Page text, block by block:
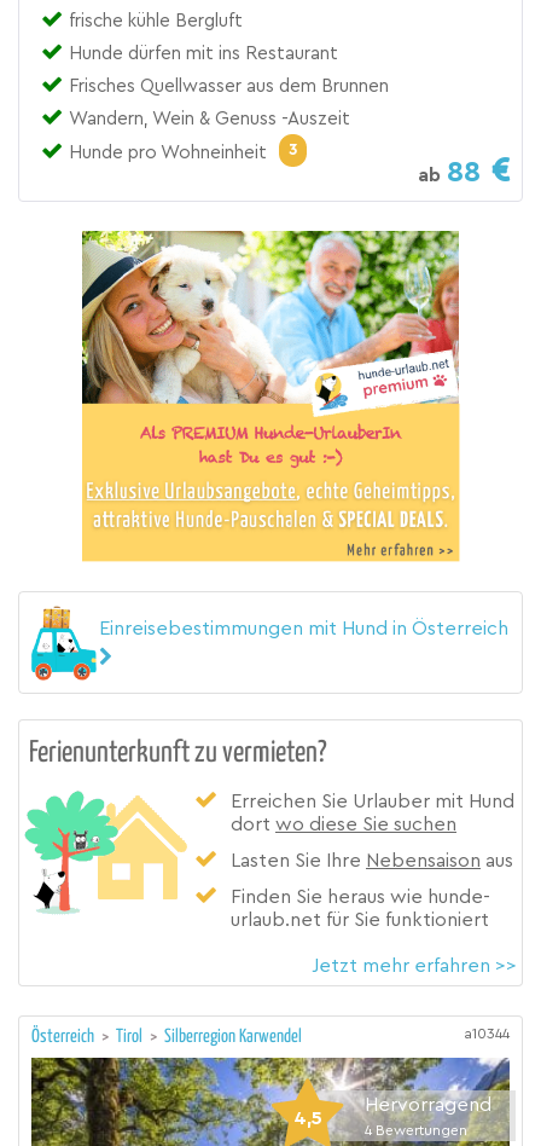
frische kühle Bergluft
Hunde dürfen mit ins Restaurant
Frisches Quellwasser aus dem Brunnen
Wandern, Wein & Genuss -Auszeit
Hunde pro Wohneinheit
3
ab 88
Einreisebestimmungen mit Hund in Österreich
Ferienunterkunft zu vermieten?
Erreichen Sie Urlauber mit Hund
dort wo diese Sie suchen
Lasten Sie Ihre Nebensaison aus
Finden Sie heraus wie hunde-
urlaub.net für Sie funktioniert
Jetzt mehr erfahren >>
Österreich > Tirol > Silberregion Karwendel a10344
4,5
Hervorragend
4 Bewertungen